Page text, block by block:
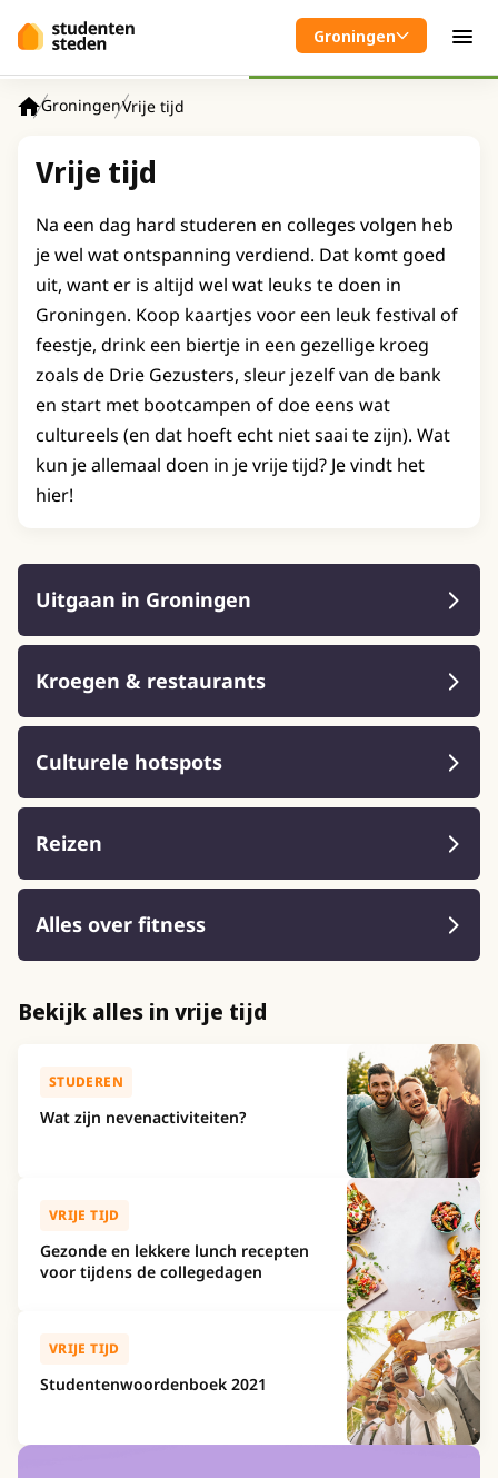
Groningen
GroningenVrije tijd
Vrije tijd
Na een dag hard studeren en colleges volgen heb
je wel wat ontspanning verdiend. Dat komt goed
uit, want er is altijd wel wat leuks te doen in
Groningen. Koop kaartjes voor een leuk festival of
feestje, drink een biertje in een gezellige kroeg
zoals de Drie Gezusters, sleur jezelf van de bank
en start met bootcampen of doe eens wat
cultureels (en dat hoeft echt niet saai te zijn). Wat
kun je allemaal doen in je vrije tijd? Je vindt het
hier!
Uitgaan in Groningen
Kroegen & restaurants
Culturele hotspots
Reizen
Alles over fitness
Bekijk alles in vrije tijd
STUDEREN
Wat zijn nevenactiviteiten?
VRIJE TIJD
Gezonde en lekkere lunch recepten
voor tijdens de collegedagen
VRIJE TIJD
Studentenwoordenboek 2021